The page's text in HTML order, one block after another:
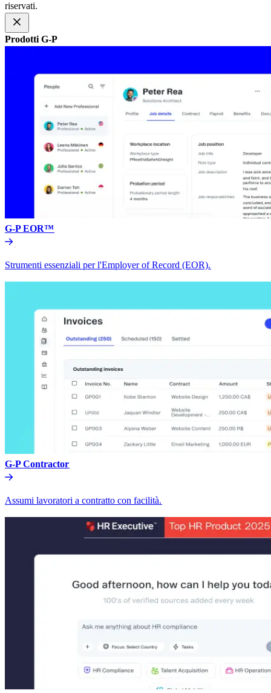
riservati.​​
Prodotti G-P​​
G-P EOR™​​
Strumenti essenziali per l'Employer of Record (EOR).​​
G-P Contractor​​
Assumi lavoratori a contratto con facilità.​​